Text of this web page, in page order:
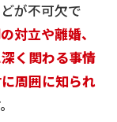
が不可欠で
対立や離婚、
く関わる事情
周囲に知られ